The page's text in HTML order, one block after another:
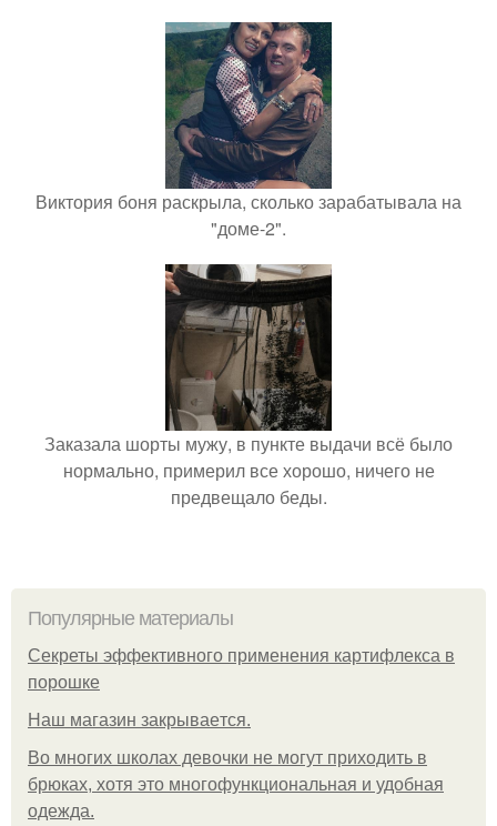
Виктория боня раскрыла, сколько зарабатывала на
"доме-2".
Заказала шорты мужу, в пункте выдачи всё было
нормально, примерил все хорошо, ничего не
предвещало беды.
Популярные материалы
Секреты эффективного применения картифлекса в
порошке
Нaш магaзин зaкрывaeтся.
Во многих школах девочки не могут приходить в
брюках, хотя это многофункциональная и удобная
одежда.